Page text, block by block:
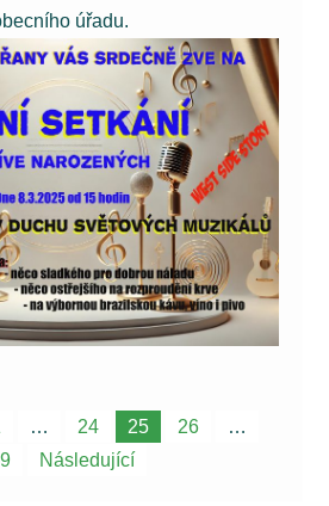
úřadu.
… 24 25 26
…
Následující